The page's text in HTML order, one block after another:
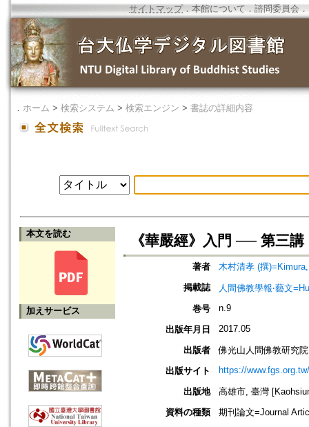
サイトマップ．本館について ． 諮問委員会 ．
． ホーム > 検索システム > 検索エンジン > 書誌の詳細内容
本文を読む
加えサービス
《華嚴經》入門 ── 第三
著者
木村清孝 (撰
掲載誌
人間佛教學報‧藝文
巻号
n.9
出版年月日 2017.05
出版者
佛光山人間佛教研究院
出版サイト
https://www.fgs.org.tw/
出版地
高雄市, 臺灣
資料の種類
期刊論文=Journal